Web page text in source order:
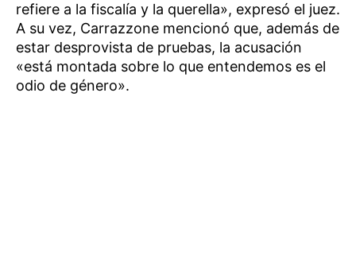
refiere a la fiscalía y la querella», expresó el juez.
A su vez, Carrazzone mencionó que, además de
estar desprovista de pruebas, la acusación
«está montada sobre lo que entendemos es el
odio de género».